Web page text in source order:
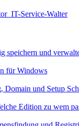
speichern und
für Windows
Domain und Setup
Edition zu wem